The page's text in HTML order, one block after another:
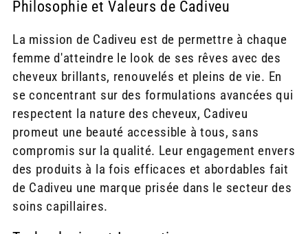
Philosophie et Valeurs de Cadiveu
La mission de Cadiveu est de permettre à chaque
femme d'atteindre le look de ses rêves avec des
cheveux brillants, renouvelés et pleins de vie. En
se concentrant sur des formulations avancées qui
respectent la nature des cheveux, Cadiveu
promeut une beauté accessible à tous, sans
compromis sur la qualité. Leur engagement envers
des produits à la fois efficaces et abordables fait
de Cadiveu une marque prisée dans le secteur des
soins capillaires.